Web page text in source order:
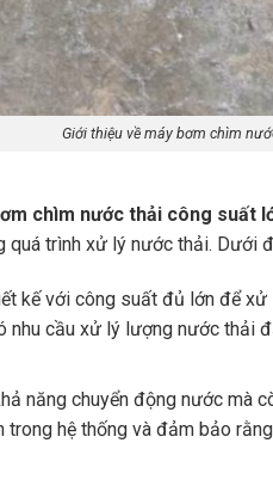
Giới thiệu về máy bơm chìm
chìm nước thải công suất
quá trình xử lý nước thải. Dưới
kế với công suất đủ lớn để
nhu cầu xử lý lượng nước thải
năng chuyển động nước mà
hệ thống và đảm bảo